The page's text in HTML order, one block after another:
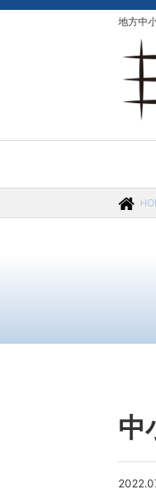
地方中
中